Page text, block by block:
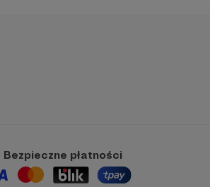
Bezpieczne płatności